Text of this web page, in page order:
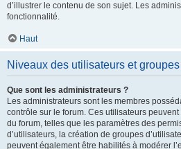
d’illustrer le contenu de son sujet. Les
fonctionnalité.
Haut
Niveaux des utilisateurs et
Que sont les administrateurs ?
Les administrateurs sont les membres
contrôle sur le forum. Ces utilisateurs
du forum, telles que les paramètres des
d’utilisateurs, la création de groupes
peuvent également être habilités à modérer